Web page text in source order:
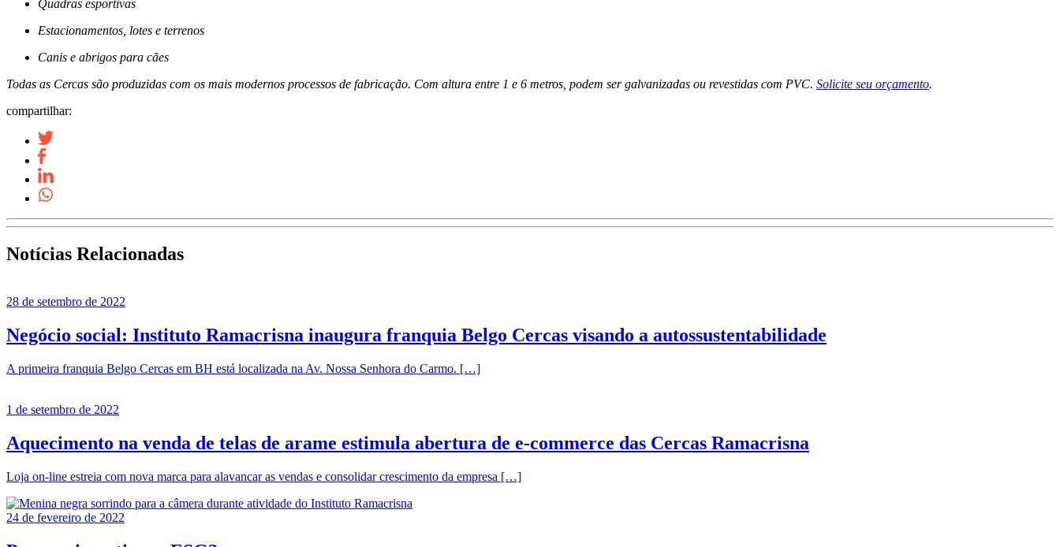
Quadras esportivas
Estacionamentos, lotes e terrenos
Canis e abrigos para cães
Todas as Cercas são produzidas com os mais modernos processos de fabricação. Com altura entre 1 e 6 metros, podem ser galvanizadas ou revestidas com PVC. Solicite seu orçamento.
compartilhar:
Notícias Relacionadas
28 de setembro de 2022
Negócio social: Instituto Ramacrisna inaugura franquia Belgo Cercas visando a autossustentabilidade
A primeira franquia Belgo Cercas em BH está localizada na Av. Nossa Senhora do Carmo. […]
1 de setembro de 2022
Aquecimento na venda de telas de arame estimula abertura de e-commerce das Cercas Ramacrisna
Loja on-line estreia com nova marca para alavancar as vendas e consolidar crescimento da empresa […]
24 de fevereiro de 2022